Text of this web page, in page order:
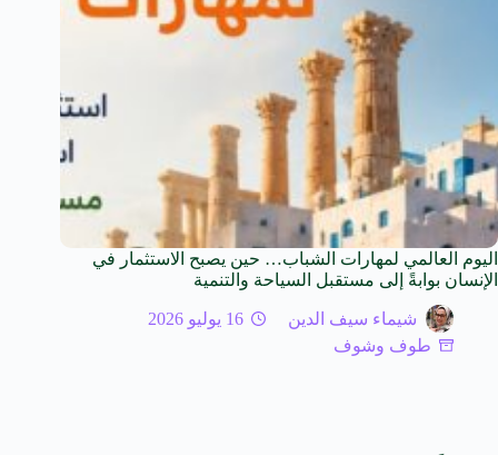
اليوم العالمي لمهارات الشباب… حين يصبح الاستثمار في
الإنسان بوابةً إلى مستقبل السياحة والتنمية
شيماء سيف الدين
16 يوليو 2026
طوف وشوف